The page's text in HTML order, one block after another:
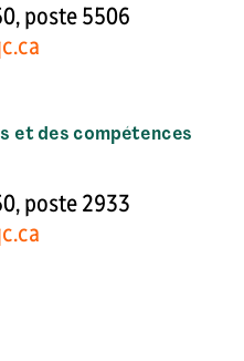
poste 5506
et des compétences
poste 2933